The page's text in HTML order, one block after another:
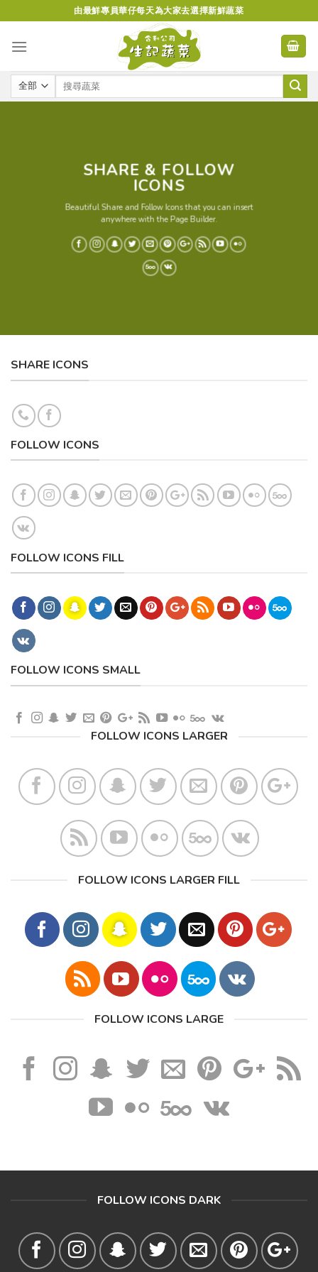
to
content
由最鮮專員華仔每天為大家去選擇新鮮蔬菜
SHARE & FOLLOW
ICONS
Beautiful Share and Follow Icons that you can insert
anywhere with the Page Builder.
SHARE ICONS
FOLLOW ICONS
FOLLOW ICONS FILL
FOLLOW ICONS SMALL
FOLLOW ICONS LARGER
FOLLOW ICONS LARGER FILL
FOLLOW ICONS LARGE
FOLLOW ICONS DARK